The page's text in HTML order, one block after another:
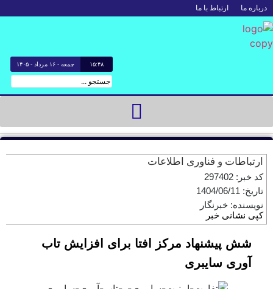
درباره ما ارتباط با ما
۱۵:۴۸ جمعه - ۱۶ مرداد - ۱۴۰۵
ارتباطات و فناوری اطلاعات
کد خبر: 297402
تاریخ: 1404/06/11
نویسنده: خبرنگار
کپی نشانی خبر
شش پیشنهاد مرکز افتا برای افزایش تاب
آوری سایبری